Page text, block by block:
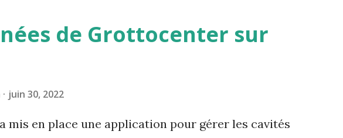
de Grottocenter sur
juin 30, 2022
mis en place une application pour gérer les cavités